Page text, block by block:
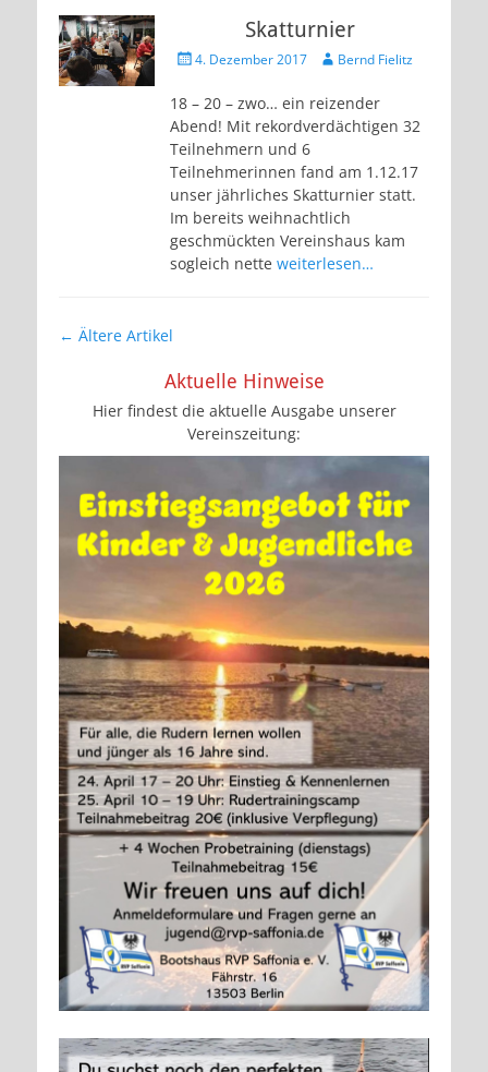
Skatturnier
Veröffentlicht
4. Dezember 2017 AutorBernd Fielitz
18 – 20 – zwo… ein reizender
Abend! Mit rekordverdächtigen 32
Teilnehmern und 6
Teilnehmerinnen fand am 1.12.17
unser jährliches Skatturnier statt.
Im bereits weihnachtlich
geschmückten Vereinshaus kam
sogleich nette weiterlesen…
Artikel-
← Ältere Artikel
Aktuelle Hinweise
Hier findest die aktuelle Ausgabe unserer
Vereinszeitung: